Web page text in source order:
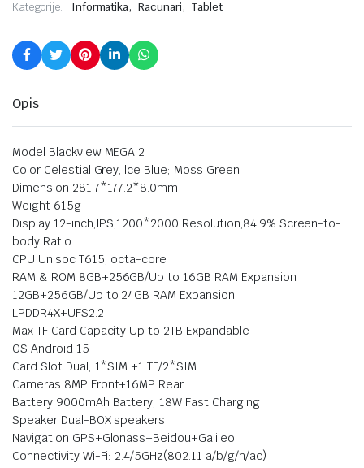
Kategorije: Informatika, Racunari, Tablet
Opis
Model Blackview MEGA 2
Color Celestial Grey, lce Blue; Moss Green
Dimension 281.7*177.2*8.0mm
Weight 615g
Display 12-inch,IPS,1200*2000 Resolution,84.9% Screen-to-
body Ratio
CPU Unisoc T615; octa-core
RAM & ROM 8GB+256GB/Up to 16GB RAM Expansion
12GB+256GB/Up to 24GB RAM Expansion
LPDDR4X+UFS2.2
Max TF Card Capacity Up to 2TB Expandable
OS Android 15
Card Slot Dual; 1*SIM +1 TF/2*SIM
Cameras 8MP Front+16MP Rear
Battery 9000mAh Battery; 18W Fast Charging
Speaker Dual-BOX speakers
Navigation GPS+Glonass+Beidou+Galileo
Connectivity Wi-Fi: 2.4/5GHz(802.11 a/b/g/n/ac)